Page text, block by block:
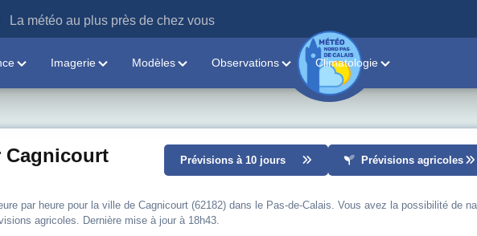
La météo au plus près de chez vous
Imagerie Modèles Observations Climatologie
Cagnicourt
Prévisions à 10 jours Prévisions agricoles
par heure pour la ville de Cagnicourt (62182) dans le Pas-de-Calais. Vous avez la possibilité de
agricoles. Dernière mise à jour à 18h43.